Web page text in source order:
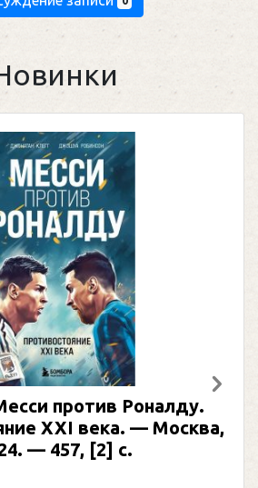
против Роналду.
XXI века. — Москва,
— 457, [2] с.